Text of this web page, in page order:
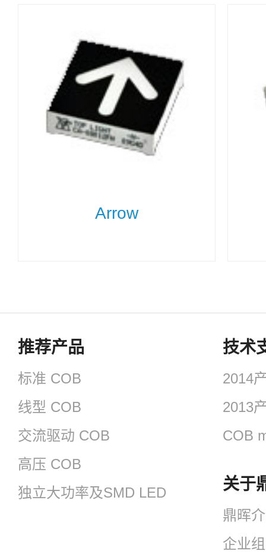
Arrow
推荐产品
标准 COB
线型 COB
交流驱动 COB
高压 COB
独立大功率及SMD LED
技术
2014
2013
COB
关于
鼎晖
企业